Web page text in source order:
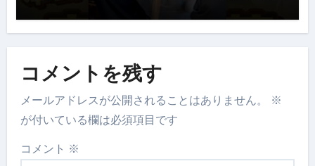
コメントを残す
メールアドレスが公開されることはありません。
※
が付いている欄は必須項目です
コメント ※